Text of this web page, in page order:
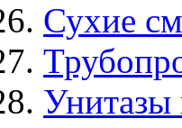
Сухие
Унитазы